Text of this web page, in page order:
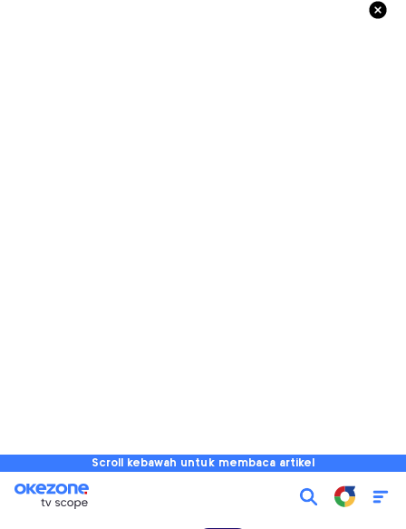
Scroll kebawah untuk membaca artikel